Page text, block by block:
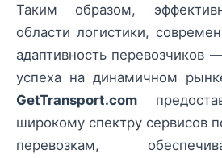
Таким образом,
области логистики,
адаптивность перевозчиков
успеха на динамичном
GetTransport.com
широкому спектру сервисов
перевозкам,